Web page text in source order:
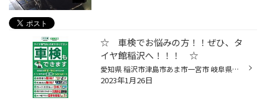
☆ 車検でお悩みの方！！ぜひ、タ
イヤ館稲沢へ！！！ ☆
愛知県 稲沢市津島市あま市一宮市 岐阜県海津市の他近隣のみなさま こんにちは(∵)愛知県稲沢市福島町 西尾張中央道沿い エンジン オイル交換 も出来る お店 【タイヤ館 稲沢】です。 パンク 補償 サービス も始まりました。 【祝】スマホ決済が導入！ d払い、ペイペイ、Rペイがご利用いただけます。...
2023年1月26日